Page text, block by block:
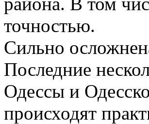
точностью.
Сильно
Последние
Одессы и
происходят